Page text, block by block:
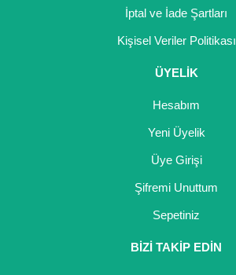
İptal ve İade Şartları
Kişisel Veriler Politikası
ÜYELİK
Hesabım
Yeni Üyelik
Üye Girişi
Şifremi Unuttum
Sepetiniz
BİZİ TAKİP EDİN